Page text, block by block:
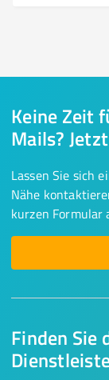
Finden Sie
Keine Zeit
Mails?
Lassen Sie sich
Nähe
kurzen Formular